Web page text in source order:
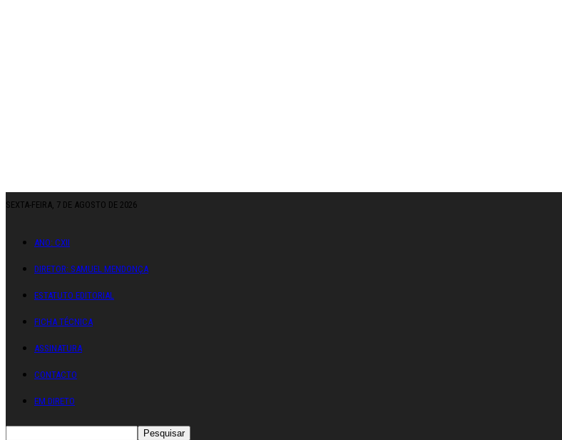
SEXTA-FEIRA, 7 DE AGOSTO DE 2026
ANO: CXII
DIRETOR: SAMUEL MENDONÇA
ESTATUTO EDITORIAL
FICHA TÉCNICA
ASSINATURA
CONTACTO
EM DIRETO